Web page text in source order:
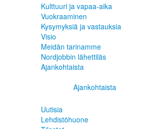
Kulttuuri ja vapaa-aika
Vuokraaminen
Kysymyksiä ja vastauksia
Visio
Meidän tarinamme
Nordjobbin lähettiläs
Ajankohtaista
Ajankohtaista
Uutisia
Lehdistöhuone